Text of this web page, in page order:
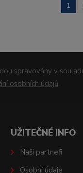
1
spravovány v
osobních údajů.
UŽITEČNÉ INFO
Naši partneři
Osobní údaje